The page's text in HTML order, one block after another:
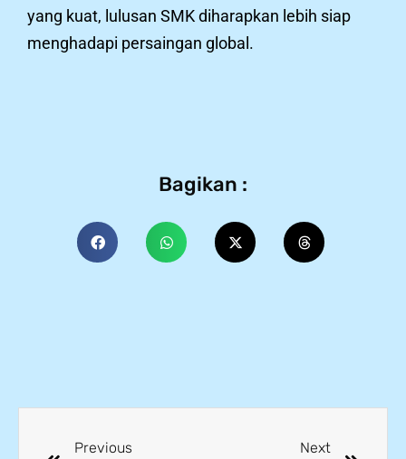
yang kuat, lulusan SMK diharapkan lebih siap
menghadapi persaingan global.
Bagikan :
Previous Next